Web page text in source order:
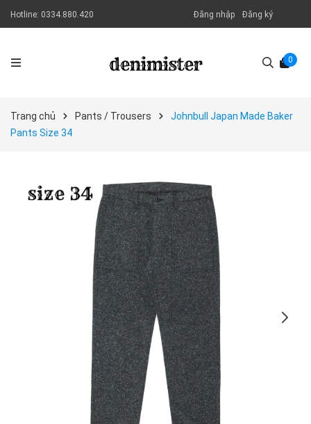
Hotline: 0334.880.420 Đăng nhập Đăng ký
0
Trang chủ Pants / Trousers
Johnbull Japan Made Baker
Pants Size 34